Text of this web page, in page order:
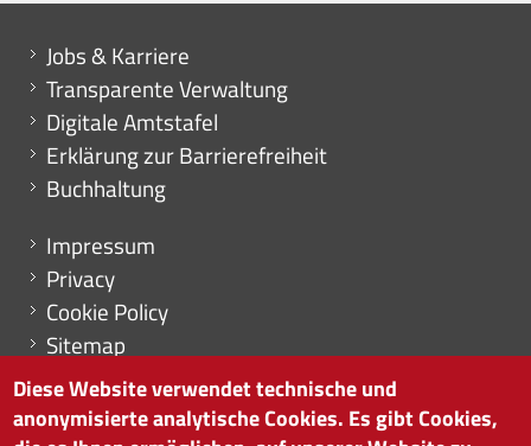
Mini menu di servizio
Jobs & Karriere
Transparente Verwaltung
Digitale Amtstafel
Erklärung zur Barrierefreiheit
Buchhaltung
Menu footer
Impressum
Privacy
Cookie Policy
Sitemap
Cookie-Einstellungen
Diese Website verwendet technische und
anonymisierte analytische Cookies. Es gibt Cookies,